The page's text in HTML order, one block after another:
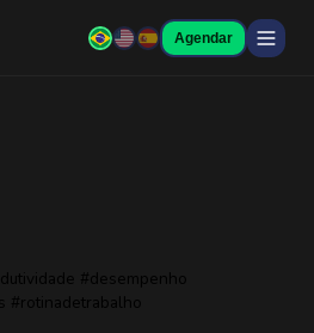
Agendar
#desempenho
#rotinadetrabalho